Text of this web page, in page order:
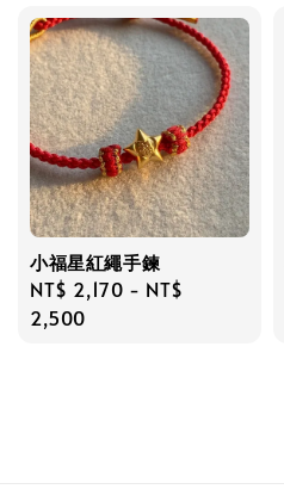
小福星紅繩手鍊
Regular
price
NT$ 2,170 - NT$
2,500